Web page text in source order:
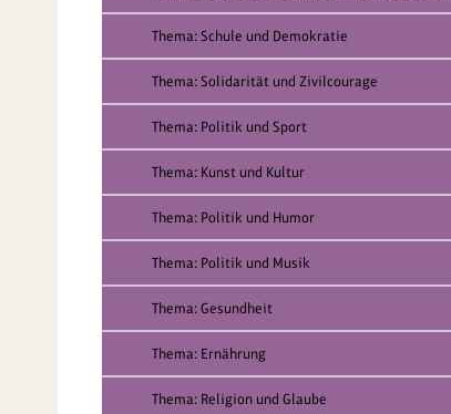
Thema: Schule und Demokratie
Thema: Solidarität und Zivilcourage
Thema: Politik und Sport
Thema: Kunst und Kultur
Thema: Politik und Humor
Thema: Politik und Musik
Thema: Gesundheit
Thema: Ernährung
Thema: Religion und Glaube